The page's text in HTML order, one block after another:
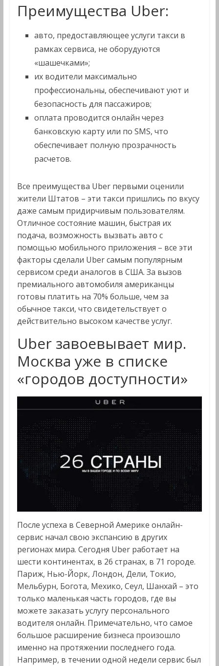
Преимущества Uber:
авто, предоставляющее услуги такси в
рамках сервиса, не оборудуются
«шашечками»;
их водители максимально
профессиональны, обеспечивают уют и
безопасность для пассажиров;
оплата проводится онлайн через
банковскую карту или по SMS, что
обеспечивает полную прозрачность
расчетов.
Все преимущества Uber первыми оценили
жители Штатов – эти такси пришлись по вкусу
даже самым придирчивым пользователям.
Отличное состояние машин, быстрая их
подача, возможность вызвать авто с
помощью мобильного приложения – все эти
факторы сделали Uber самым популярным
сервисом среди аналогов в США. За вызов
премиального автомобиля американцы
готовы платить на 70% больше, чем за
обычное такси, что свидетельствует о
действительно высоком качестве услуг.
Uber завоевывает мир.
Москва уже в списке
«городов доступности»
После успеха в Северной Америке онлайн-
сервис начал свою экспансию в других
регионах мира. Сегодня Uber работает на
шести континентах, в 26 странах, в 71 городе.
Париж, Нью-Йорк, Лондон, Дели, Токио,
Мельбурн, Богота, Мехико, Сеул, Шанхай – это
только маленькая часть городов, где вы
можете заказать услугу персонального
водителя онлайн. Примечательно, что самое
большое расширение бизнеса произошло
именно на протяжении последнего года.
Например, в течении одной недели сервис был